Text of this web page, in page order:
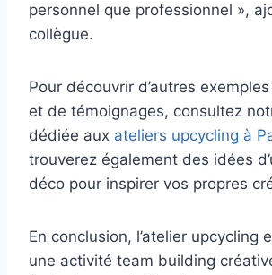
personnel que professionnel »,
collègue.
Pour découvrir d’autres
et de témoignages, consultez
dédiée aux ateliers upcycling à
trouverez également des idées
déco pour inspirer vos propres
En conclusion, l’atelier upcycling
une activité team building